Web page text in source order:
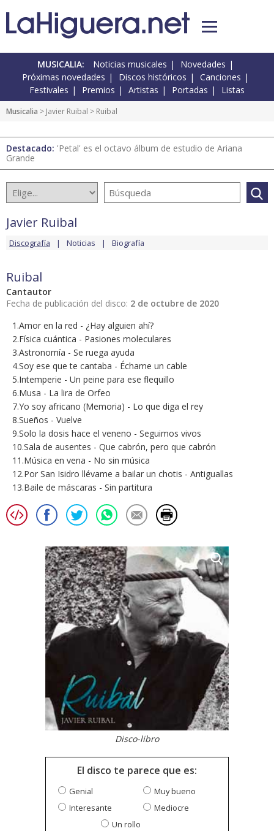
MUSICALIA: Noticias musicales
Novedades
Próximas novedades
Discos históricos
Canciones
Festivales
Premios Artistas Portadas Listas
Musicalia > Javier Ruibal > Ruibal
Destacado: 'Petal' es el octavo álbum de estudio de Ariana
Grande
Javier Ruibal
Discografía Noticias Biografía
Ruibal
Cantautor
Fecha de publicación del disco: 2 de octubre de 2020
1.Amor en la red - ¿Hay alguien ahí?
2.Física cuántica - Pasiones moleculares
3.Astronomía - Se ruega ayuda
4.Soy ese que te cantaba - Échame un cable
5.Intemperie - Un peine para ese flequillo
6.Musa - La lira de Orfeo
7.Yo soy africano (Memoria) - Lo que diga el rey
8.Sueños - Vuelve
9.Solo la dosis hace el veneno - Seguimos vivos
10.Sala de ausentes - Que cabrón, pero que cabrón
11.Música en vena - No sin música
12.Por San Isidro llévame a bailar un chotis - Antiguallas
13.Baile de máscaras - Sin partitura
Disco-libro
El disco te parece que es:
Genial
Muy bueno
Interesante
Mediocre
Un rollo